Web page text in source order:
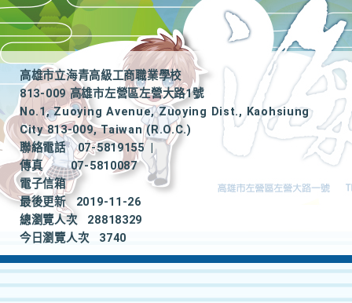
高雄市立海青高級工商職業學校
813-009 高雄市左營區左營大路1號
No.1, Zuoying Avenue, Zuoying Dist., Kaohsiung
City 813-009, Taiwan (R.O.C.)
聯絡電話
07-5819155
|
傳真
07-5810087
電子信箱
最後更新
2019-11-26
總瀏覽人次
28818329
今日瀏覽人次
3740